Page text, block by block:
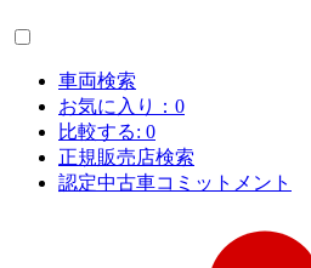
車両検索
お気に入り： 0
比較する: 0
正規販売店検索
認定中古車コミットメント